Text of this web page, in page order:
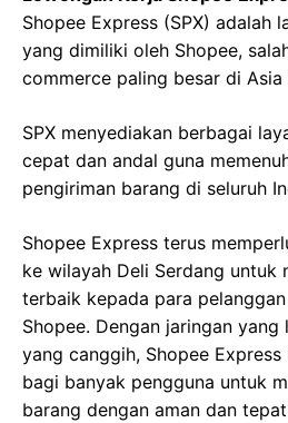
Shopee Express (SPX) adalah
yang dimiliki oleh Shopee,
commerce paling besar di Asia
SPX menyediakan berbagai
cepat dan andal guna
pengiriman barang di seluruh
Shopee Express terus
ke wilayah Deli Serdang untuk
terbaik kepada para
Shopee. Dengan jaringan
yang canggih, Shopee
bagi banyak pengguna untuk
barang dengan aman dan